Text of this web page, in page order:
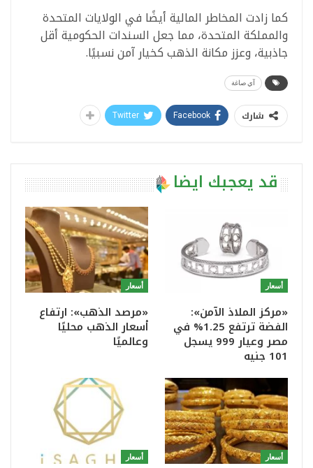
كما زادت المخاطر المالية أيضًا في الولايات المتحدة
والمملكة المتحدة، مما جعل السندات الحكومية أقل
جاذبية، وعزز مكانة الذهب كخيار آمن نسبيًا.
آي صاغة
شارك Facebook
Twitter
قد يعجبك ايضا
أسعار
«مركز الملاذ الآمن»:
الفضة ترتفع 1.25% في
مصر وعيار 999 يسجل
101 جنيه
أسعار
«مرصد الذهب»: ارتفاع
أسعار الذهب محليًا
وعالميًا
أسعار أسعار